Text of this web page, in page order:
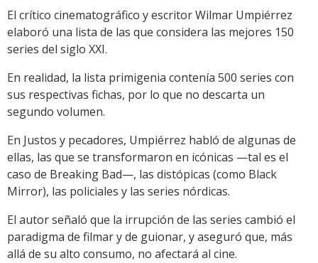
Link
El crítico cinematográfico y escritor Wilmar Umpiérrez
elaboró una lista de las que considera las mejores 150
series del siglo XXI.
En realidad, la lista primigenia contenía 500 series con
sus respectivas fichas, por lo que no descarta un
segundo volumen.
En Justos y pecadores, Umpiérrez habló de algunas de
ellas, las que se transformaron en icónicas —tal es el
caso de Breaking Bad—, las distópicas (como Black
Mirror), las policiales y las series nórdicas.
El autor señaló que la irrupción de las series cambió el
paradigma de filmar y de guionar, y aseguró que, más
allá de su alto consumo, no afectará al cine.